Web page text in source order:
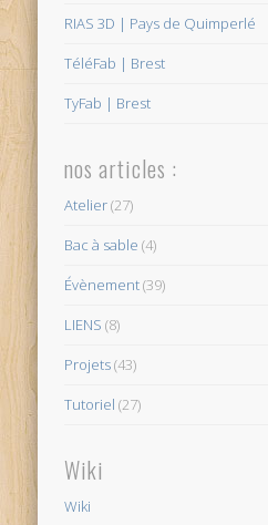
RIAS 3D | Pays de Quimperlé
TéléFab | Brest
TyFab | Brest
nos articles :
Atelier(27)
Bac à sable (4)
Évènement(39)
LIENS (8)
Projets(43)
Tutoriel (27)
Wiki
Wiki